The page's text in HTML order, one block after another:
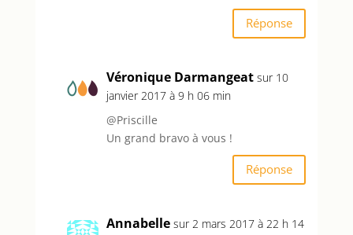
Réponse
Véronique Darmangeat sur 10
janvier 2017 à 9 h 06 min
@Priscille
Un grand bravo à vous !
Réponse
Annabelle sur 2 mars 2017 à 22 h 14